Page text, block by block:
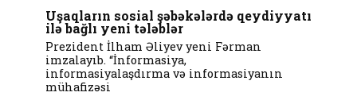
Uşaqların sosial şəbəkələrdə qeydiyyatı
ilə bağlı yeni tələblər
Prezident İlham Əliyev yeni Fərman
imzalayıb. “İnformasiya,
informasiyalaşdırma və informasiyanın
mühafizəsi